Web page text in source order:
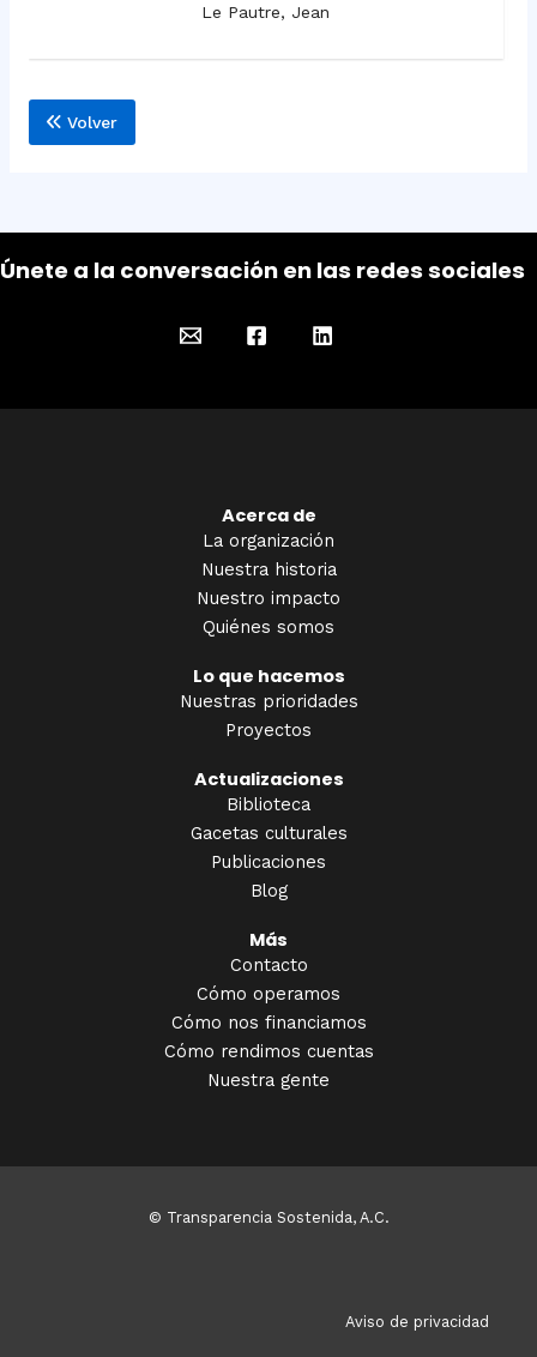
Le Pautre, Jean
Volver
Únete a la conversación en las redes sociales
Acerca de
La organización
Nuestra historia
Nuestro impacto
Quiénes somos
Lo que hacemos
Nuestras prioridades
Proyectos
Actualizaciones
Biblioteca
Gacetas culturales
Publicaciones
Blog
Más
Contacto
Cómo operamos
Cómo nos financiamos
Cómo rendimos cuentas
Nuestra gente
© Transparencia Sostenida, A.C.
Aviso de privacidad